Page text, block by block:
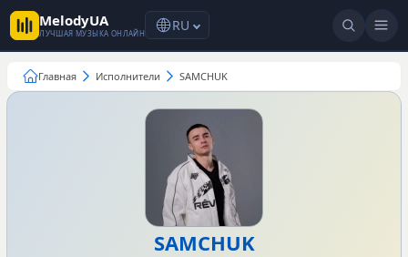
MelodyUA
ЛУЧШАЯ МУЗЫКА ОНЛАЙН RU
Главная Исполнители SAMCHUK
SAMCHUK